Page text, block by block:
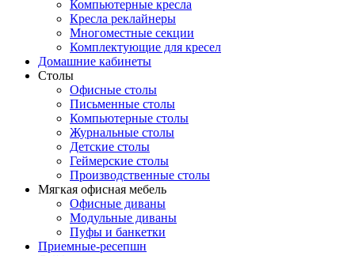
Компьютерные кресла
Кресла реклайнеры
Многоместные секции
Комплектующие для кресел
Домашние кабинеты
Столы
Офисные столы
Письменные столы
Компьютерные столы
Журнальные столы
Детские столы
Геймерские столы
Производственные столы
Мягкая офисная мебель
Офисные диваны
Модульные диваны
Пуфы и банкетки
Приемные-ресепшн